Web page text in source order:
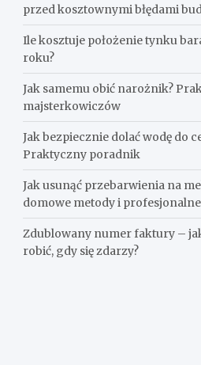
przed kosztownymi błędami
Ile kosztuje położenie tynku
roku?
Jak samemu obić narożnik?
majsterkowiczów
Jak bezpiecznie dolać wodę do
Praktyczny poradnik
Jak usunąć przebarwienia na
domowe metody i
Zdublowany numer faktury –
robić, gdy się zdarzy?